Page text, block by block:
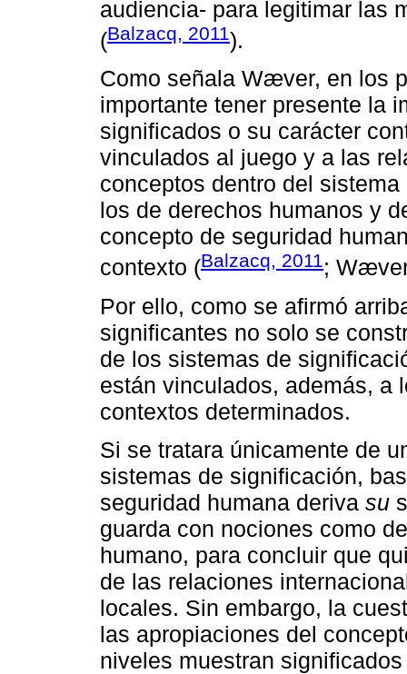
audiencia- para legitimar las
(Balzacq, 2011).
Como señala Wæver, en los
importante tener presente la
significados o su carácter
vinculados al juego y a las
conceptos dentro del
los de derechos humanos y
concepto de seguridad
contexto (Balzacq, 2011;
Por ello, como se afirmó
significantes no solo se
de los sistemas de
están vinculados, además, a
contextos determinados.
Si se tratara únicamente de
sistemas de significación,
seguridad humana deriva su
guarda con nociones como
humano, para concluir que
de las relaciones
locales. Sin embargo, la
las apropiaciones del
niveles muestran